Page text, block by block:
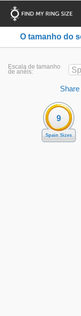
O tamanho do
Escala de tamanho
de anéis:
9
Spain Sizes